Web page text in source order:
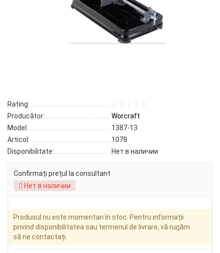
Rating:
Producător:
Worcraft
Model:
1387-13
Articol:
1078
Disponibilitate:
Нет в наличии
Confirmați prețul la consultant
Нет в наличии
Produsul nu este momentan în stoc. Pentru informații
privind disponibilitatea sau termenul de livrare, vă rugăm
să ne contactați.